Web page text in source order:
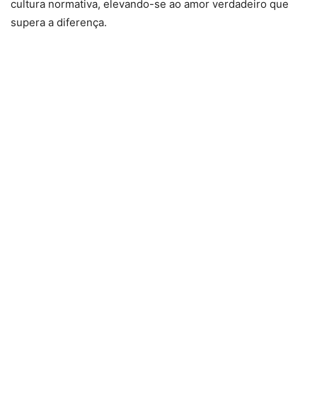
cultura normativa, elevando-se ao amor verdadeiro que
supera a diferença.